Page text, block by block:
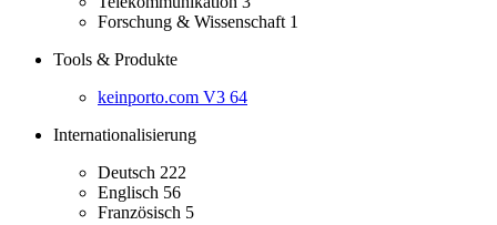
Forschung & Wissenschaft 1
Tools & Produkte
keinporto.com V3 64
Internationalisierung
Deutsch 222
Englisch 56
Französisch 5